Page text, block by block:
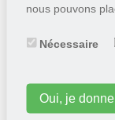
nous pouvons
Nécessaire
Oui, je